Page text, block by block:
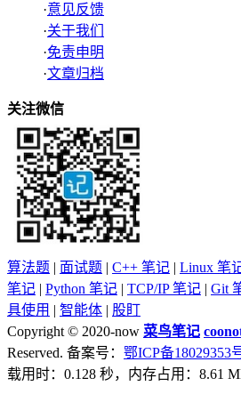
·意见反馈
·关于我们
·免责申明
·文章归档
关注微信
算法题 | 面试题 | C++ 笔记 | Linux 笔
笔记 | Python 笔记 | TCP/IP 笔记 | Git
具使用 | 智能体 | 股盯
Copyright © 2020-now 菜鸟笔记
Reserved. 备案号： 鄂ICP备18029353
载用时：0.128 秒，内存占用：8.61